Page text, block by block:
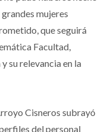
mujeres
que seguirá
Facultad,
su relevancia en la
Cisneros subrayó
del personal